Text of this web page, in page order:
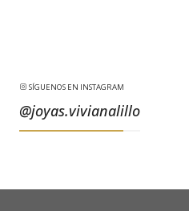
SÍGUENOS EN INSTAGRAM
@joyas.vivianalillo